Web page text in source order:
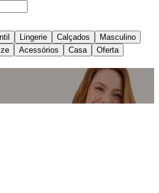
Lingerie Calçados
Masculino
Acessórios Casa Oferta